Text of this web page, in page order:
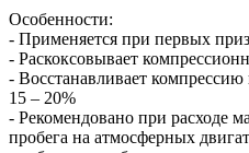
Особенности:
- Применяется при первых
- Раскоксовывает
- Восстанавливает
15 – 20%
- Рекомендовано при расходе
пробега на атмосферных